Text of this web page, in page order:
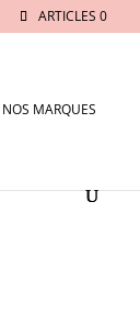
ARTICLES 0
NOS MARQUES